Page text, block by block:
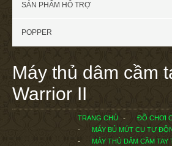
SẢN PHẨM HỖ TRỢ
POPPER
Máy thủ dâm cầm
Warrior II
TRANG CHỦ
ĐỒ CHƠI
MÁY BÚ MÚT CU TỰ
MÁY THỦ DÂM CẦM